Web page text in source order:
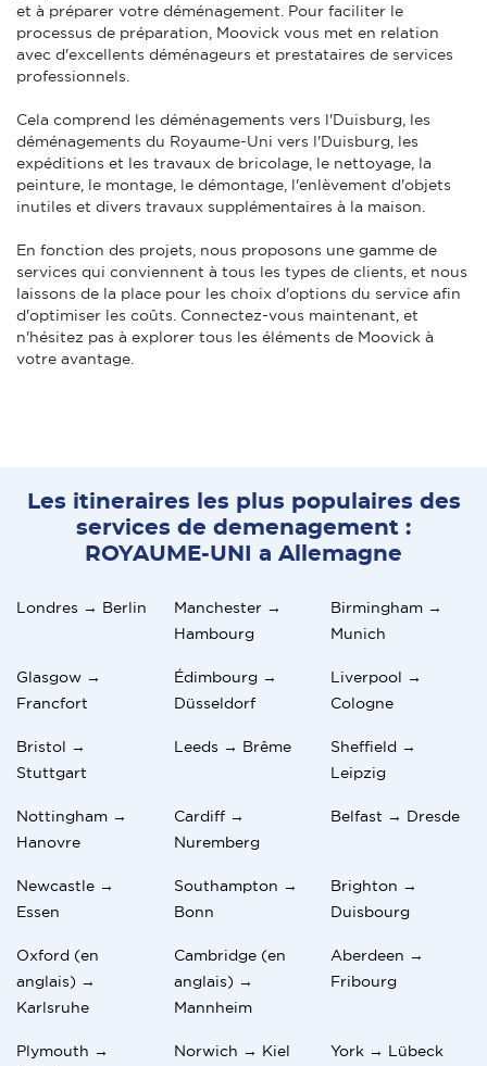
et à préparer votre déménagement. Pour faciliter le
processus de préparation, Moovick vous met en relation
avec d'excellents déménageurs et prestataires de services
professionnels.
Cela comprend les déménagements vers l'Duisburg, les
déménagements du Royaume-Uni vers l'Duisburg, les
expéditions et les travaux de bricolage, le nettoyage, la
peinture, le montage, le démontage, l'enlèvement d'objets
inutiles et divers travaux supplémentaires à la maison.
En fonction des projets, nous proposons une gamme de
services qui conviennent à tous les types de clients, et nous
laissons de la place pour les choix d'options du service afin
d'optimiser les coûts. Connectez-vous maintenant, et
n'hésitez pas à explorer tous les éléments de Moovick à
votre avantage.
Les itineraires les plus populaires des
services de demenagement :
ROYAUME-UNI a Allemagne
Londres → Berlin
Manchester →
Hambourg
Birmingham →
Munich
Glasgow →
Francfort
Édimbourg →
Düsseldorf
Liverpool →
Cologne
Bristol →
Stuttgart
Leeds → Brême
Sheffield →
Leipzig
Nottingham →
Hanovre
Cardiff →
Nuremberg
Belfast → Dresde
Newcastle →
Essen
Southampton →
Bonn
Brighton →
Duisbourg
Oxford (en
anglais) →
Karlsruhe
Cambridge (en
anglais) →
Mannheim
Aberdeen →
Fribourg
Plymouth →
Norwich → Kiel York → Lübeck